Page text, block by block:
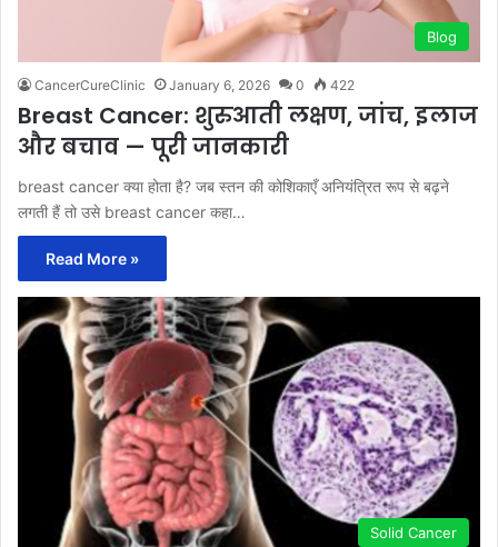
Blog
CancerCureClinic January 6, 2026 0 422
Breast Cancer: शुरुआती लक्षण, जांच, इलाज
और बचाव — पूरी जानकारी
breast cancer क्या होता है? जब स्तन की कोशिकाएँ अनियंत्रित रूप से बढ़ने
लगती हैं तो उसे breast cancer कहा…
Read More »
Solid Cancer